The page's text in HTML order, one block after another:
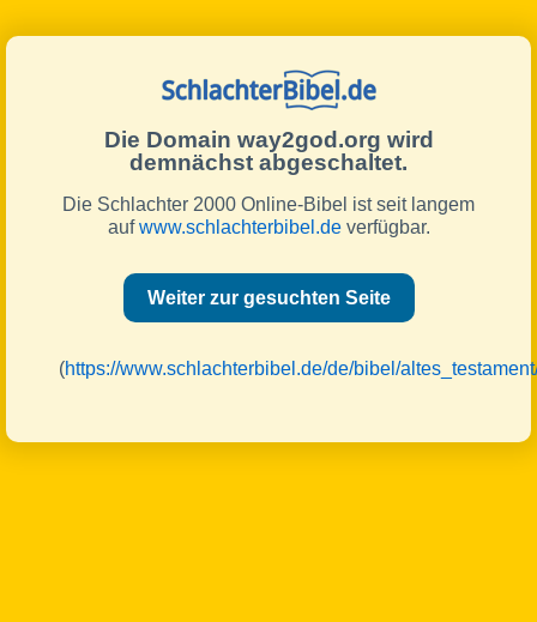
Die Domain way2god.org wird
demnächst abgeschaltet.
Die Schlachter 2000 Online-Bibel ist seit langem
aufwww.schlachterbibel.deverfügbar.
Weiter zur gesuchten Seite
(https://www.schlachterbibel.de/de/bibel/